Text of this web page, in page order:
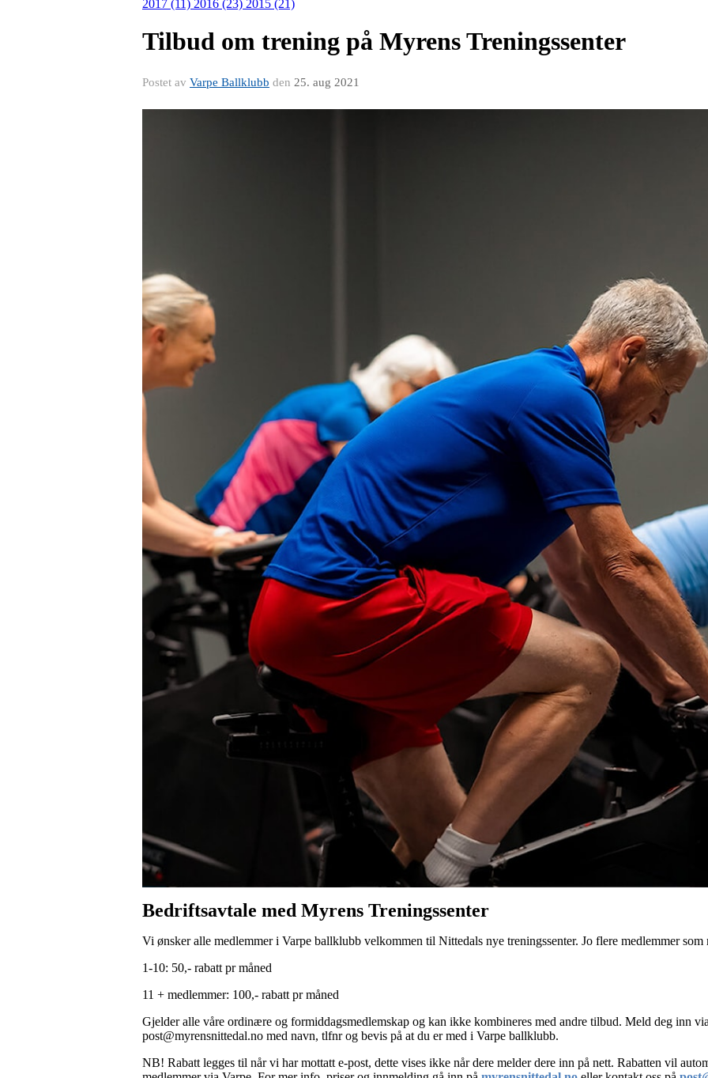
2017 (11) 2016 (23) 2015 (21)
Tilbud om trening på Myrens Treningssenter
Postet av Varpe Ballklubb den 25. aug 2021
Bedriftsavtale med Myrens Treningssenter
Vi ønsker alle medlemmer i Varpe ballklubb velkommen til Nittedals nye treningssenter. Jo flere medlemmer som
1-10: 50,- rabatt pr måned
11 + medlemmer: 100,- rabatt pr måned
Gjelder alle våre ordinære og formiddagsmedlemskap og kan ikke kombineres med andre tilbud. Meld deg inn
post@myrensnittedal.no med navn, tlfnr og bevis på at du er med i Varpe ballklubb.
NB! Rabatt legges til når vi har mottatt e-post, dette vises ikke når dere melder dere inn på nett. Rabatten vil